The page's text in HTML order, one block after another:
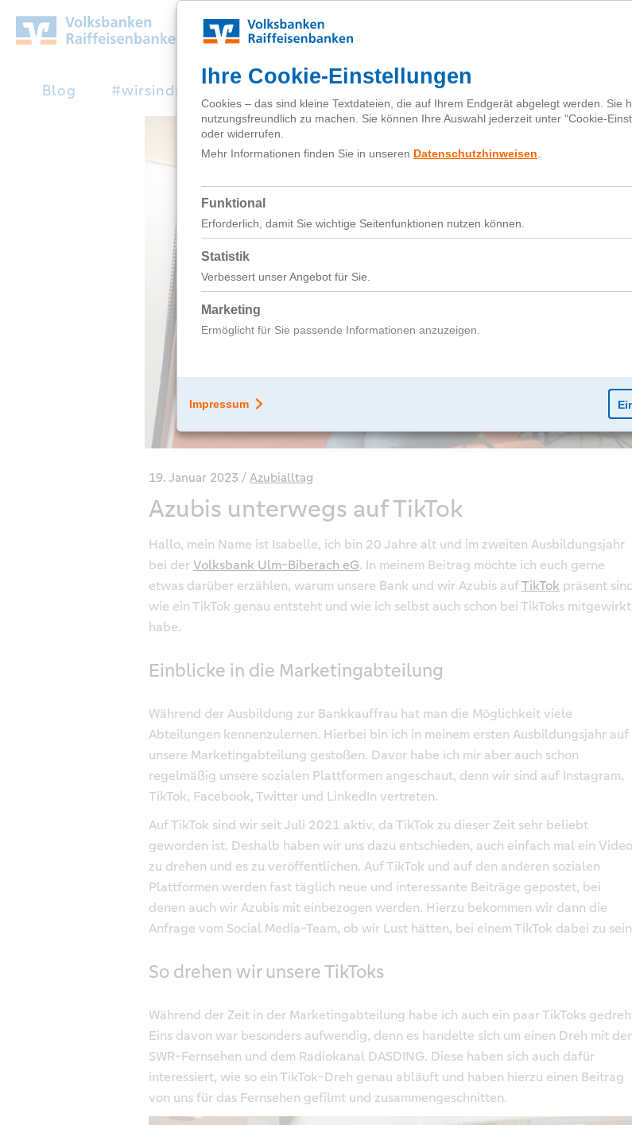
Zum
Hauptinhalt
Blog #wirsindnext Fragebox
19. Januar 2023 Azubialltag
Azubis unterwegs auf TikTok
Hallo, mein Name ist Isabelle, ich bin 20 Jahre alt und im zweiten Ausbildungsjahr
bei derVolksbank Ulm-Biberach eG. In meinem Beitrag möchte ich euch gerne
etwas darüber erzählen, warum unsere Bank und wir Azubis aufTikTok präsent
wie ein TikTok genau entsteht und wie ich selbst auch schon bei TikToks mitgewirkt
habe.
Einblicke in die Marketingabteilung
Während der Ausbildung zur Bankkauffrau hat man die Möglichkeit viele
Abteilungen kennenzulernen. Hierbei bin ich in meinem ersten Ausbildungsjahr auf
unsere Marketingabteilung gestoßen. Davor habe ich mir aber auch schon
regelmäßig unsere sozialen Plattformen angeschaut, denn wir sind auf Instagram,
TikTok, Facebook, Twitter und LinkedIn vertreten.
Auf TikTok sind wir seit Juli 2021 aktiv, da TikTok zu dieser Zeit sehr beliebt
geworden ist. Deshalb haben wir uns dazu entschieden, auch einfach mal ein Video
zu drehen und es zu veröffentlichen. Auf TikTok und auf den anderen sozialen
Plattformen werden fast täglich neue und interessante Beiträge gepostet, bei
denen auch wir Azubis mit einbezogen werden. Hierzu bekommen wir dann die
Anfrage vom Social Media-Team, ob wir Lust hätten, bei einem TikTok dabei zu
So drehen wir unsere TikToks
Während der Zeit in der Marketingabteilung habe ich auch ein paar TikToks
Eins davon war besonders aufwendig, denn es handelte sich um einen Dreh mit
SWR-Fernsehen und dem Radiokanal DASDING. Diese haben sich auch dafür
interessiert, wie so ein TikTok-Dreh genau abläuft und haben hierzu einen Beitrag
von uns für das Fernsehen gefilmt und zusammengeschnitten.